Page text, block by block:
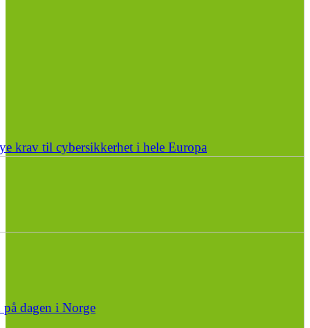
krav til cybersikkerhet i hele Europa
dagen i Norge